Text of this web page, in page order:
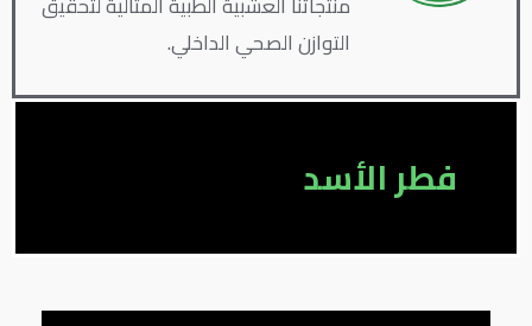
التوازن الصحي الداخلي.
فطر الأسد